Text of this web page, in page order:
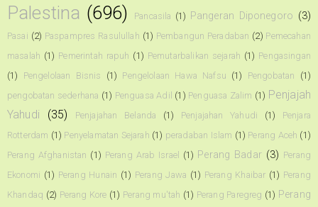
Palestina (696) Pancasila (1) Pangeran Diponegoro (3)
Pasai (2) Paspampres Rasulullah (1) Pembangun Peradaban (2) Pemecahan
masalah (1) Pemerintah rapuh (1) Pemutarbalikan sejarah (1) Pengasingan
(1)
Pengelolaan Bisnis (1) Pengelolaan Hawa Nafsu (1) Pengobatan
(1)
pengobatan sederhana (1) Penguasa Adil (1) Penguasa Zalim (1) Penjajah
Yahudi
(35) Penjajahan Belanda (1) Penjajahan Yahudi (1)
Penjara
Rotterdam (1) Penyelamatan Sejarah (1) peradaban Islam (1) Perang Aceh (1)
Perang Afghanistan (1) Perang Arab Israel (1) Perang Badar (3) Perang
Ekonomi (1) Perang Hunain (1) Perang Jawa (1) Perang Khaibar (1) Perang
Khandaq (2) Perang Kore (1) Perang mu'tah (1) Perang Paregreg (1) Perang